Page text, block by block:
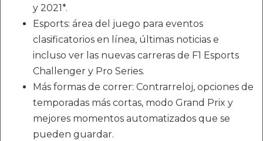
y 2021*.
Esports: área del juego para eventos
clasificatorios en línea, últimas noticias e
incluso ver las nuevas carreras de F1 Esports
Challenger y Pro Series.
Más formas de correr: Contrarreloj, opciones de
temporadas más cortas, modo Grand Prix y
mejores momentos automatizados que se
pueden guardar.